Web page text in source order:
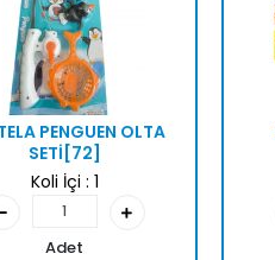
PENGUEN OLTA
SETİ[72]
Koli İçi : 1
Adet